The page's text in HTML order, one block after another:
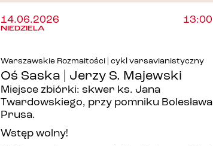
14.06.2026
NIEDZIELA
13:00
Warszawskie Rozmaitości | cykl varsavianistyczny
Oś Saska | Jerzy S. Majewski
Miejsce zbiórki: skwer ks. Jana
Twardowskiego, przy pomniku Bolesława
Prusa.
Wstęp wolny!